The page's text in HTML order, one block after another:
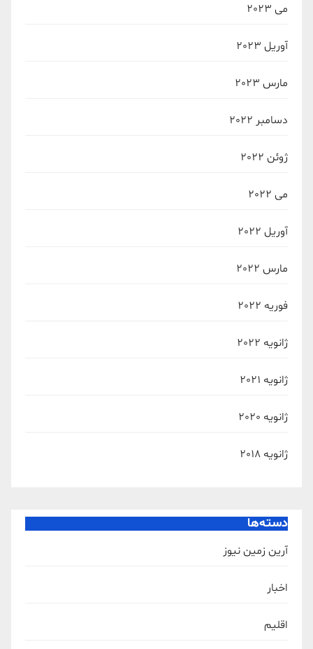
می 2023
آوریل 2023
مارس 2023
دسامبر 2022
ژوئن 2022
می 2022
آوریل 2022
مارس 2022
فوریه 2022
ژانویه 2022
ژانویه 2021
ژانویه 2020
ژانویه 2018
دسته‌ها
آرین زمین نیوز
اخبار
اقلیم